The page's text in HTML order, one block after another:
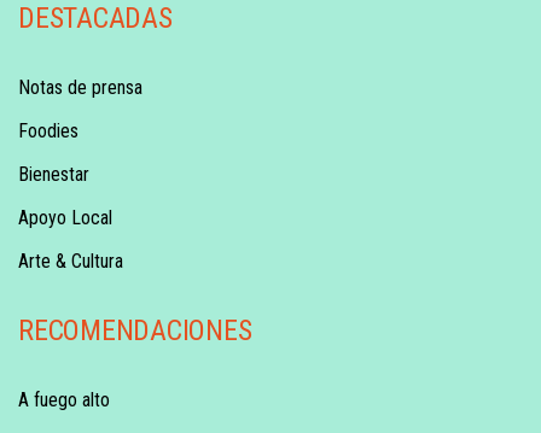
DESTACADAS
Notas de prensa
Foodies
Bienestar
Apoyo Local
Arte & Cultura
RECOMENDACIONES
A fuego alto